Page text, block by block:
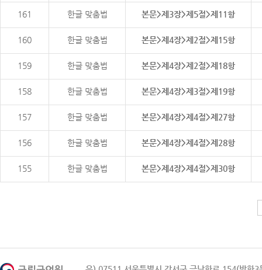
161 한글 맞춤법 본문>제3장>제5절>제11항
160 한글 맞춤법 본문>제4장>제2절>제15항
159 한글 맞춤법 본문>제4장>제2절>제18항
158 한글 맞춤법 본문>제4장>제3절>제19항
157 한글 맞춤법 본문>제4장>제4절>제27항
156 한글 맞춤법 본문>제4장>제4절>제28항
155 한글 맞춤법 본문>제4장>제4절>제30항